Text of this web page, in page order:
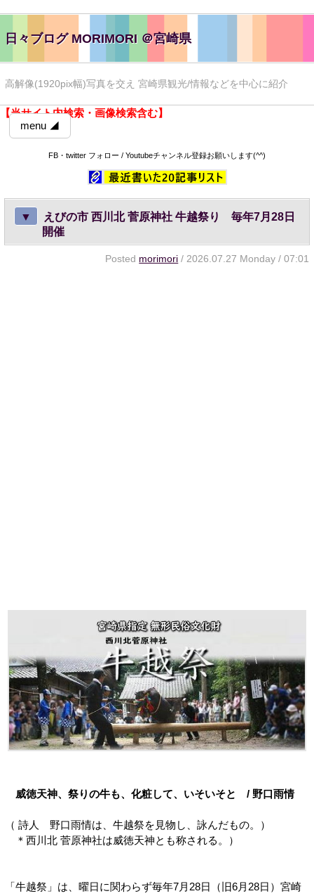
日々ブログ MORIMORI ＠宮崎県
高解像(1920pix幅)写真を交え 宮崎県観光/情報などを中心に紹介
【当サイト内検索・画像検索含む】
menu ◢
FB・twitter フォロー / Youtubeチャンネル登録お願いします(^^)
▼
えびの市 西川北 菅原神社 牛越祭り 毎年7月28日
開催
Posted morimori / 2026.07.27 Monday / 07:01
威徳天神、祭りの牛も、化粧して、いそいそと / 野口雨情
（ 詩人 野口雨情は、牛越祭を見物し、詠んだもの。）
＊西川北 菅原神社は威徳天神とも称される。）
「牛越祭」は、曜日に関わらず毎年7月28日（旧6月28日）宮崎